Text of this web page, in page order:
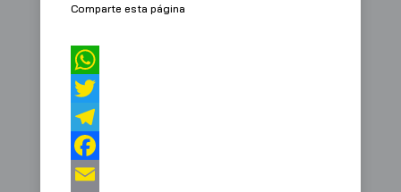
Comparte esta página